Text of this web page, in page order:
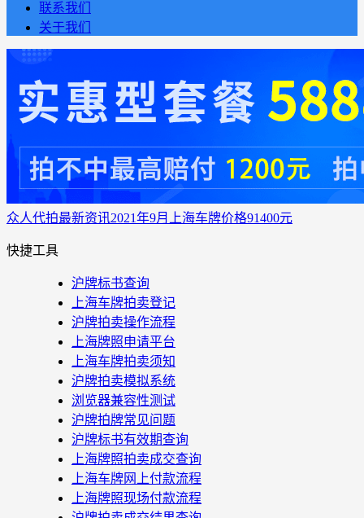
联系我们
关于我们
众人代拍最新资讯2021年9月上海车牌价格91400元
快捷工具
沪牌标书查询
上海车牌拍卖登记
沪牌拍卖操作流程
上海牌照申请平台
上海车牌拍卖须知
沪牌拍卖模拟系统
浏览器兼容性测试
沪牌拍牌常见问题
沪牌标书有效期查询
上海牌照拍卖成交查询
上海车牌网上付款流程
上海牌照现场付款流程